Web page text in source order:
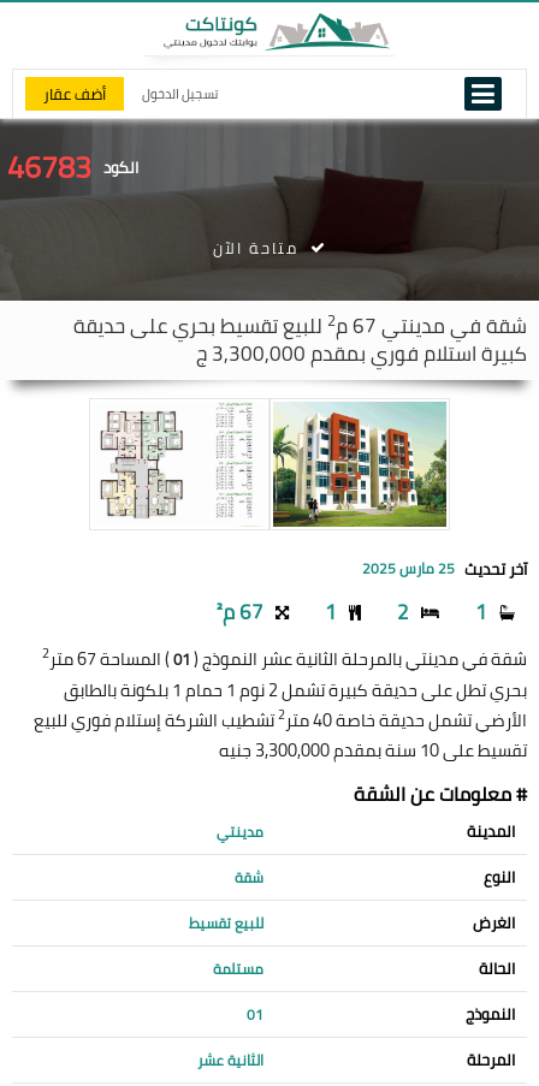
تسجيل الدخول أضف عقار
الكود 46783
شقة فيمدينتي 2 للبيع تقسيط بحري على حديقة
كبيرة استلام فوري بمقدم 3,300,000 ج
متاحة الآن
آخر تحديث 25 مارس 2025
1
2
1 67 م²
شقة في مدينتي بالمرحلة الثانية عشر النموذج (01) المساحة 67 متر 2
بحري تطل على حديقة كبيرة تشمل 2 نوم 1 حمام 1 بلكونة بالطابق
الأرضي تشمل حديقة خاصة 40 متر
2تشطيب الشركة إستلام فوري للبيع
تقسيط على 10 سنة بمقدم 3,300,000 جنيه
# معلومات عن الشقة
المدينة مدينتي
النوع شقة
الغرض للبيع تقسيط
الحالة مستلمة
النموذج 01
المرحلة الثانية عشر